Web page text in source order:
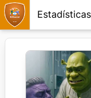
Estadísticas